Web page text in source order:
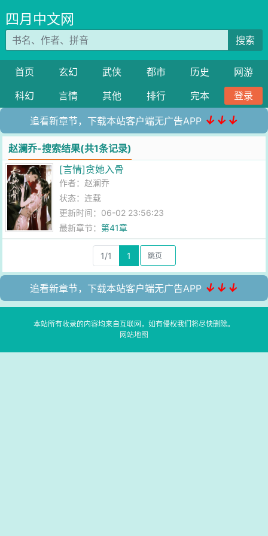
四月中文网
搜索
首页 玄幻 武侠 都市 历史
网游
科幻
言情 其他 排行 完本 登录
追看新章节，下载本站客户端无广告APP ↓↓↓
赵澜乔-搜索结果(共1条记录)
[言情]贪她入骨
作者：赵澜乔
状态：连载
更新时间：06-02 23:56:23
最新章节：第41章
1/1 1
追看新章节，下载本站客户端无广告APP ↓↓↓
本站所有收录的内容均来自互联网，如有侵权我们将尽快删除。
网站地图